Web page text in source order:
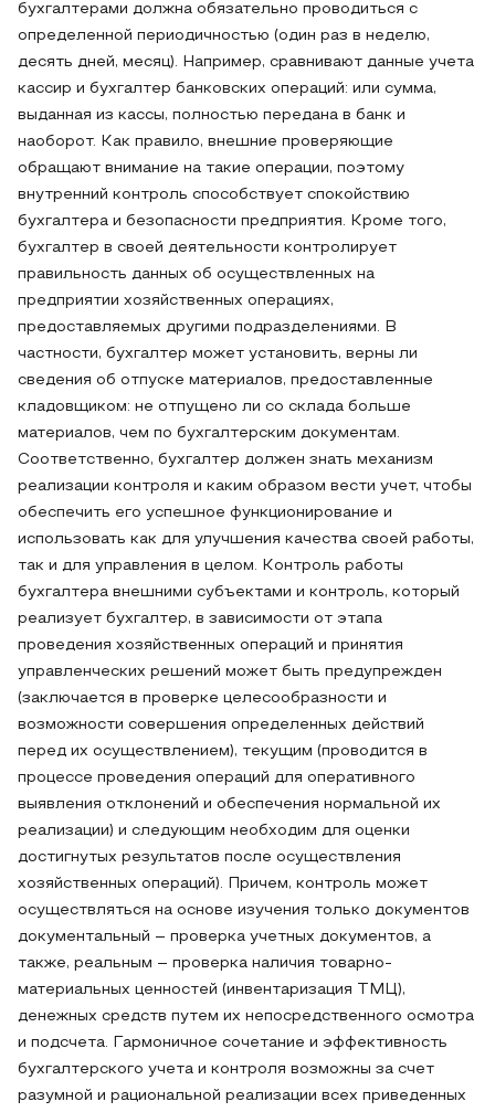
бухгалтерами должна обязательно проводиться с
определенной периодичностью (один раз в неделю,
десять дней, месяц). Например, сравнивают данные учета
кассир и бухгалтер банковских операций: или сумма,
выданная из кассы, полностью передана в банк и
наоборот. Как правило, внешние проверяющие
обращают внимание на такие операции, поэтому
внутренний контроль способствует спокойствию
бухгалтера и безопасности предприятия. Кроме того,
бухгалтер в своей деятельности контролирует
правильность данных об осуществленных на
предприятии хозяйственных операциях,
предоставляемых другими подразделениями. В
частности, бухгалтер может установить, верны ли
сведения об отпуске материалов, предоставленные
кладовщиком: не отпущено ли со склада больше
материалов, чем по бухгалтерским документам.
Соответственно, бухгалтер должен знать механизм
реализации контроля и каким образом вести учет, чтобы
обеспечить его успешное функционирование и
использовать как для улучшения качества своей работы,
так и для управления в целом. Контроль работы
бухгалтера внешними субъектами и контроль, который
реализует бухгалтер, в зависимости от этапа
проведения хозяйственных операций и принятия
управленческих решений может быть предупрежден
(заключается в проверке целесообразности и
возможности совершения определенных действий
перед их осуществлением), текущим (проводится в
процессе проведения операций для оперативного
выявления отклонений и обеспечения нормальной их
реализации) и следующим необходим для оценки
достигнутых результатов после осуществления
хозяйственных операций). Причем, контроль может
осуществляться на основе изучения только документов
документальный – проверка учетных документов, а
также, реальным – проверка наличия товарно-
материальных ценностей (инвентаризация ТМЦ),
денежных средств путем их непосредственного осмотра
и подсчета. Гармоничное сочетание и эффективность
бухгалтерского учета и контроля возможны за счет
разумной и рациональной реализации всех приведенных